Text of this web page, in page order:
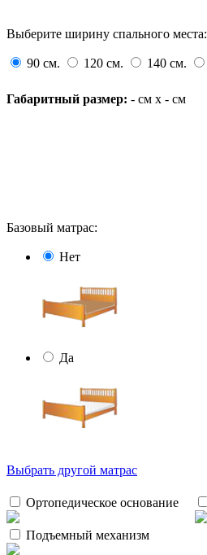
Выберите ширину спального места:
90 см. 120 см. 140 см.
Габаритный размер: - см x - см
Базовый матрас:
Нет
Да
Выбрать другой матрас
Ортопедическое основание
Подъемный механизм